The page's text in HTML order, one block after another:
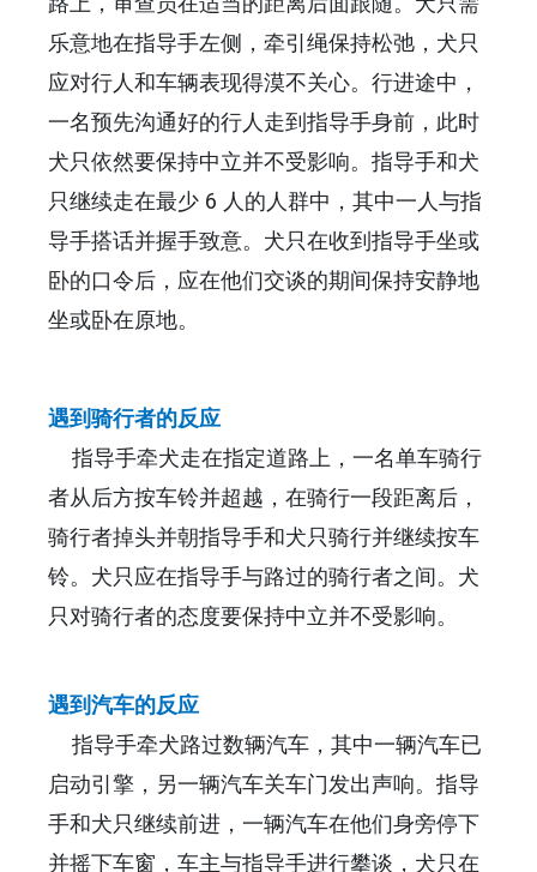
乐意地在指导手左侧，牵引绳保持松弛，犬只
应对行人和车辆表现得漠不关心。行进途中，
一名预先沟通好的行人走到指导手身前，此时
犬只依然要保持中立并不受影响。指导手和犬
只继续走在最少 6 人的人群中，其中一人与指
导手搭话并握手致意。犬只在收到指导手坐或
卧的口令后，应在他们交谈的期间保持安静地
坐或卧在原地。
遇到骑行者的反应
指导手牵犬走在指定道路上，一名单车骑行
者从后方按车铃并超越，在骑行一段距离后，
骑行者掉头并朝指导手和犬只骑行并继续按车
铃。犬只应在指导手与路过的骑行者之间。犬
只对骑行者的态度要保持中立并不受影响。
遇到汽车的反应
指导手牵犬路过数辆汽车，其中一辆汽车已
启动引擎，另一辆汽车关车门发出声响。指导
手和犬只继续前进，一辆汽车在他们身旁停下
并摇下车窗，车主与指导手进行攀谈，犬只在